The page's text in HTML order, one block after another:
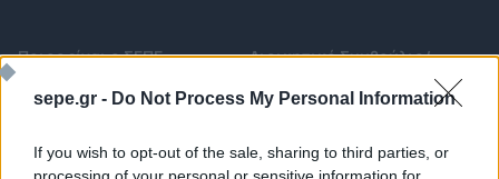
sepe.gr - Do Not Process My Personal Information
If you wish to opt-out of the sale, sharing to third parties, or
processing of your personal or sensitive information for
Ποιος είναι ο ΣΕΠΕ
Καταστατικό
Κανονισμός Διαιτησίας
Διοικητικό Συμβούλιο/
Διοικητικό Προσωπικό &
Επιχειρήσεις - Μέλη